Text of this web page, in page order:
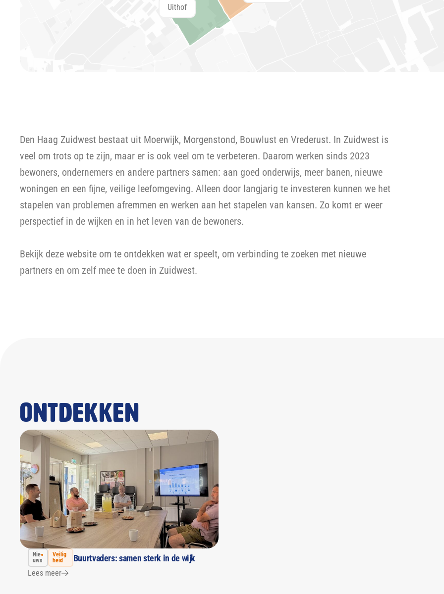
Uithof
Den Haag Zuidwest bestaat uit Moerwijk, Morgenstond, Bouwlust en Vrederust. In Zuidwest is
veel om trots op te zijn, maar er is ook veel om te verbeteren. Daarom werken sinds 2023
bewoners, ondernemers en andere partners samen: aan goed onderwijs, meer banen, nieuwe
woningen en een fijne, veilige leefomgeving. Alleen door langjarig te investeren kunnen we het
stapelen van problemen afremmen en werken aan het stapelen van kansen. Zo komt er weer
perspectief in de wijken en in het leven van de bewoners.
Bekijk deze website om te ontdekken wat er speelt, om verbinding te zoeken met nieuwe
partners en om zelf mee te doen in Zuidwest.
Ontdekken
Nie
uws
Veilig
heid
Buurtvaders: samen sterk in de wijk
Lees meer